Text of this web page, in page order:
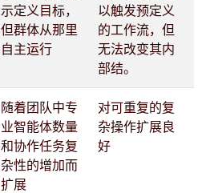
示定义目标，
但群体从那里
自主运行
以触发预定义
的工作流，但
无法改变其内
部结。
随着团队中专
业智能体数量
和协作任务复
杂性的增加而
扩展
对可重复的复
杂操作扩展良
好